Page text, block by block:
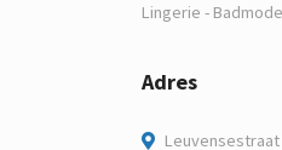
Lingerie -
Adres
Leuvensestraat